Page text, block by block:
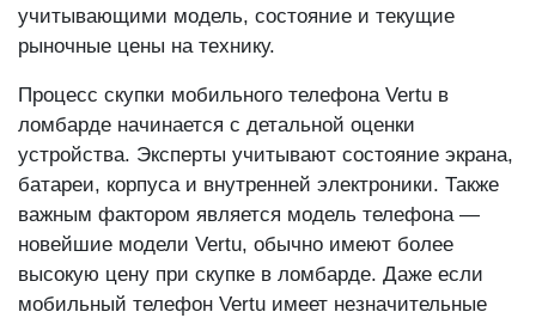
учитывающими модель, состояние и текущие
рыночные цены на технику.
Процесс скупки мобильного телефона Vertu в
ломбарде начинается с детальной оценки
устройства. Эксперты учитывают состояние экрана,
батареи, корпуса и внутренней электроники. Также
важным фактором является модель телефона —
новейшие модели Vertu, обычно имеют более
высокую цену при скупке в ломбарде. Даже если
мобильный телефон Vertu имеет незначительные